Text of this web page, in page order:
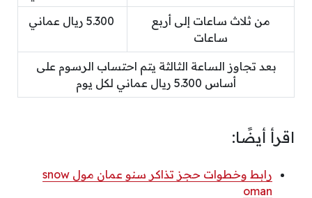
من ثلاث ساعات إلى أربع
ساعات
بعد تجاوز الساعة الثالثة يتم احتساب الرسوم على
أساس 5.300 ريال عماني لكل يوم
اقرأ أيضًا:
رابط وخطوات حجز تذاكر سنو عمان مول snow
oman